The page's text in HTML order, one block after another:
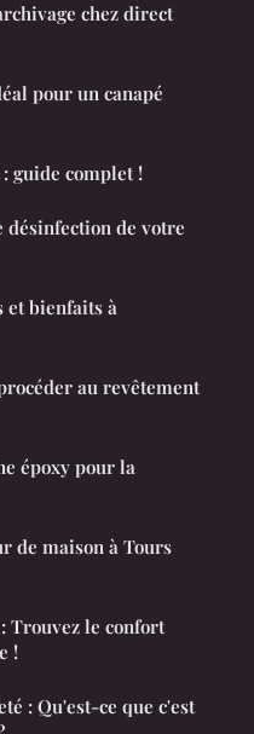
chez direct
pour un canapé
guide complet !
de votre
et bienfaits à
au revêtement
époxy pour la
de maison à Tours
Trouvez le confort
!
: Qu'est-ce que c'est